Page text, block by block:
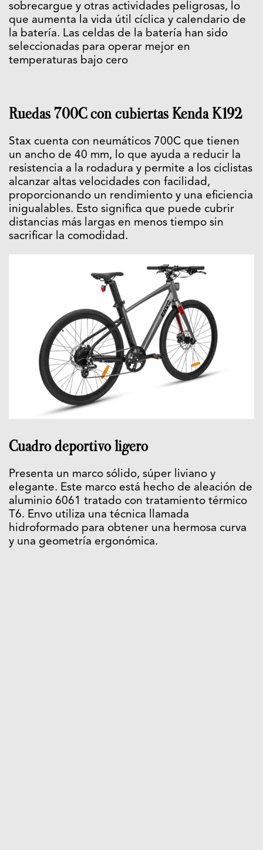
sobrecargue y otras actividades peligrosas, lo
que aumenta la vida útil cíclica y calendario de
la batería. Las celdas de la batería han sido
seleccionadas para operar mejor en
temperaturas bajo cero
Ruedas 700C con cubiertas Kenda K192
Stax cuenta con neumáticos 700C que tienen
un ancho de 40 mm, lo que ayuda a reducir la
resistencia a la rodadura y permite a los ciclistas
alcanzar altas velocidades con facilidad,
proporcionando un rendimiento y una eficiencia
inigualables. Esto significa que puede cubrir
distancias más largas en menos tiempo sin
sacrificar la comodidad.
Cuadro deportivo ligero
Presenta un marco sólido, súper liviano y
elegante. Este marco está hecho de aleación de
aluminio 6061 tratado con tratamiento térmico
T6. Envo utiliza una técnica llamada
hidroformado para obtener una hermosa curva
y una geometría ergonómica.